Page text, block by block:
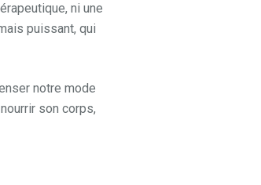
ni une
puissant, qui
notre mode
son corps,